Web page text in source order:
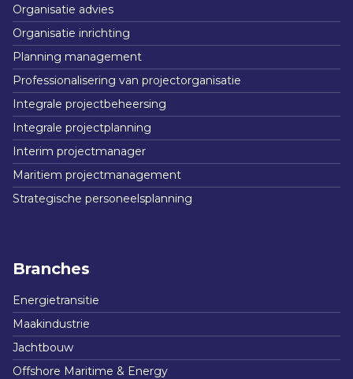
Organisatie advies
Organisatie inrichting
Planning management
Professionalisering van projectorganisatie
Integrale projectbeheersing
Integrale projectplanning
Interim projectmanager
Maritiem projectmanagement
Strategische personeelsplanning
Branches
Energietransitie
Maakindustrie
Jachtbouw
Offshore Maritime & Energy